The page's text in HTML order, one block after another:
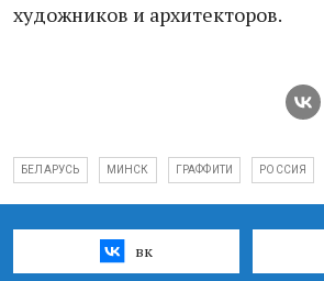
художников и архитекторов.
БЕЛАРУСЬ МИНСК ГРАФФИТИ РОССИЯ
вк